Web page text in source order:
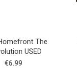
The
USED
€6.99